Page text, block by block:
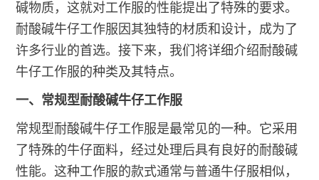
碱物质，这就对工作服的性能提出了特殊的要求。
耐酸碱牛仔工作服因其独特的材质和设计，成为了
许多行业的首选。接下来，我们将详细介绍耐酸碱
牛仔工作服的种类及其特点。
一、常规型耐酸碱牛仔工作服
常规型耐酸碱牛仔工作服是最常见的一种。它采用
了特殊的牛仔面料，经过处理后具有良好的耐酸碱
性能。这种工作服的款式通常与普通牛仔服相似，